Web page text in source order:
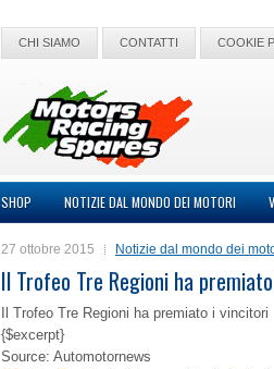
CHI SIAMO CONTATTI COOKIE
SHOP NOTIZIE DAL MONDO DEI MOTORI
27 ottobre 2015 Notizie dal mondo dei
Il Trofeo Tre Regioni ha
Il Trofeo Tre Regioni ha premiato i vincitori
{$excerpt}
Source: Automotornews